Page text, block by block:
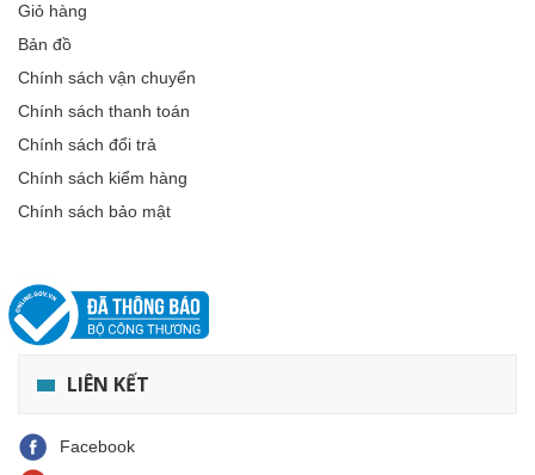
Giỏ hàng
Bản đồ
Chính sách vận chuyển
Chính sách thanh toán
Chính sách đổi trả
Chính sách kiểm hàng
Chính sách bảo mật
LIÊN KẾT
Facebook